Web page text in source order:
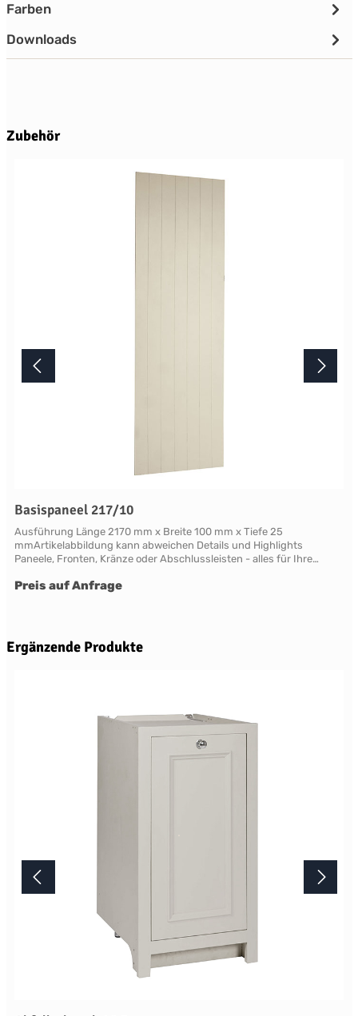
Farben
Downloads
Produktgalerie überspringen
Zubehör
Basispaneel 217/10
Ausführung Länge 2170 mm x Breite 100 mm x Tiefe 25
mmArtikelabbildung kann abweichen Details und Highlights
Paneele, Fronten, Kränze oder Abschlussleisten - alles für Ihre
variablen Ausstattungen und DimensionenNahezu grenzenlose
dieser "handpainted" Oberflächen sind der matte Glanz und der
sichtbare feine Pinseleffekt. Die visuelle und haptische Wirkung einer
englischen Manufaktur gefertigt.Die Lieferzeit beträgt daher
mindestens acht Wochen. Mehr Informationen Bitte beachten Sie,
aufgrund der Lichtverhältnisse bei der Produktfotografie und
unterschiedlichenBildschirmeinstellungen kann es dazu kommen,
Preis auf Anfrage
Produktgalerie überspringen
Ergänzende Produkte